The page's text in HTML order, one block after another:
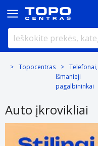
Topocentras
Telefonai,
Išmanieji
pagalbininkai
Auto įkrovikliai